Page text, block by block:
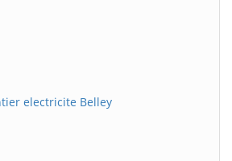
electricite Belley